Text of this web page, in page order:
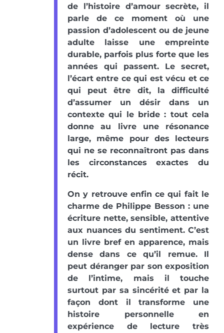
de l’histoire d’amour secrète, il
parle de ce moment où une
passion d’adolescent ou de jeune
adulte laisse une empreinte
durable, parfois plus forte que les
années qui passent. Le secret,
l’écart entre ce qui est vécu et ce
qui peut être dit, la difficulté
d’assumer un désir dans un
contexte qui le bride : tout cela
donne au livre une résonance
large, même pour des lecteurs
qui ne se reconnaîtront pas dans
les circonstances exactes du
récit.
On y retrouve enfin ce qui fait le
charme de Philippe Besson : une
écriture nette, sensible, attentive
aux nuances du sentiment. C’est
un livre bref en apparence, mais
dense dans ce qu’il remue. Il
peut déranger par son exposition
de l’intime, mais il touche
surtout par sa sincérité et par la
façon dont il transforme une
histoire personnelle en
expérience de lecture très